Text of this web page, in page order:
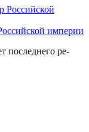
империи
последнего ре­